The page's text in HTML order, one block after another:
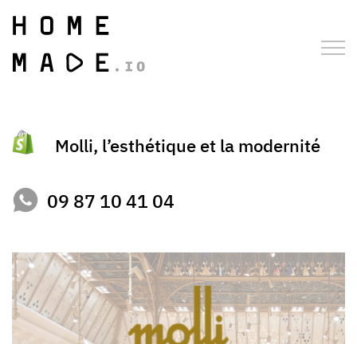
Molli, l’esthétique et la modernité
09 87 10 41 04